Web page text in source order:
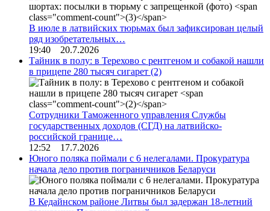
В июле в латвийских тюрьмах был зафиксирован целый
ряд изобретательных…
19:40 20.7.2026
Тайник в полу: в Терехово с рентгеном и собакой нашли
в прицепе 280 тысяч сигарет (2)
Сотрудники Таможенного управления Службы
государственных доходов (СГД) на латвийско-
российской границе…
12:52 17.7.2026
Юного поляка поймали с 6 нелегалами. Прокуратура
начала дело против пограничников Беларуси
В Кедайнском районе Литвы был задержан 18-летний